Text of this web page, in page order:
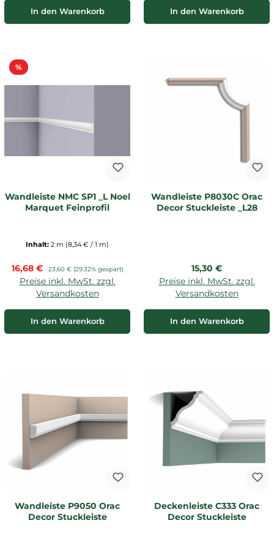
In den Warenkorb In den Warenkorb
%Rabatt
Wandleiste NMC SP1 _L Noel
Marquet Feinprofil
Inhalt: 2 m (8,34 € / 1 m)
Verkaufspreis:
16,68 € Regulärer Preis:
23,60 € (29.32% gespart)
Preise inkl. MwSt. zzgl.
Versandkosten
In den Warenkorb
Wandleiste P8030C Orac
Decor Stuckleiste _L28
Regulärer Preis:
15,30 €
Preise inkl. MwSt. zzgl.
Versandkosten
In den Warenkorb
Wandleiste P9050 Orac
Decor Stuckleiste
Deckenleiste C333 Orac
Decor Stuckleiste